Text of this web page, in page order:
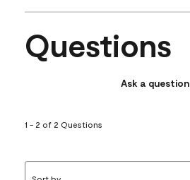
Questions
Ask a question
1 - 2 of 2 Questions